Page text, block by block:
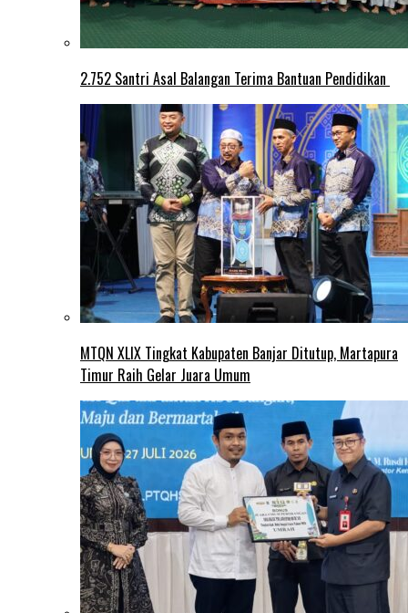
2.752 Santri Asal Balangan Terima Bantuan Pendidikan
MTQN XLIX Tingkat Kabupaten Banjar Ditutup, Martapura
Timur Raih Gelar Juara Umum